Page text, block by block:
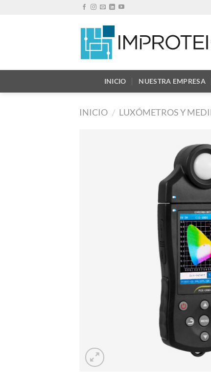
INICIO NUESTRA EMPRESA
INICIO / LUXÓMETROS Y